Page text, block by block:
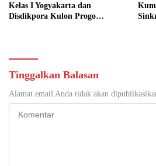
Kelas I Yogyakarta dan
Disdikpora Kulon Progo
Tinggalkan Balasan
Alamat email Anda tidak akan